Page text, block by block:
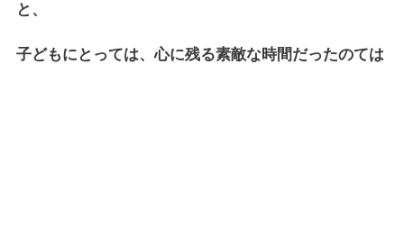
と、
子どもにとっては、心に残る素敵な時間だったのては